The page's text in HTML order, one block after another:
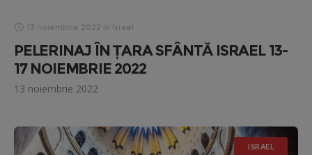
13 noiembrie 2022 in Israel
PELERINAJ ÎN ȚARA SFÂNTĂ ISRAEL 13-
17 NOIEMBRIE 2022
13 noiembrie 2022
ISRAEL